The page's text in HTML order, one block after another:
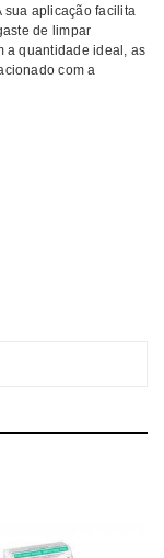
sua aplicação facilita
de limpar
a quantidade ideal, as
com a